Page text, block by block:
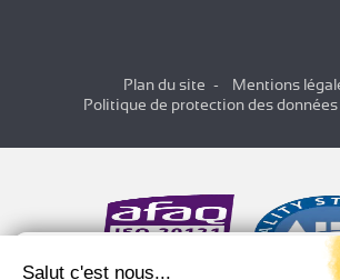
Plan du site
Mentions
Politique de protection des données
Salut c'est nous...